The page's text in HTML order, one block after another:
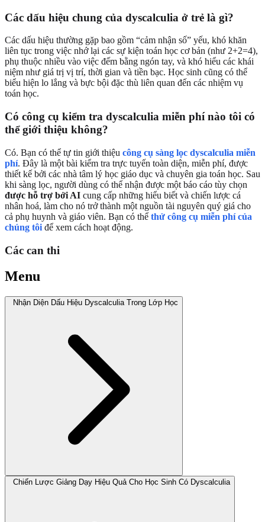
Các dấu hiệu chung của dyscalculia ở trẻ là gì?
Các dấu hiệu thường gặp bao gồm “cảm nhận số” yếu, khó khăn
liên tục trong việc nhớ lại các sự kiện toán học cơ bản (như 2+2=4),
phụ thuộc nhiều vào việc đếm bằng ngón tay, và khó hiểu các khái
niệm như giá trị vị trí, thời gian và tiền bạc. Học sinh cũng có thể
biểu hiện lo lắng và bực bội đặc thù liên quan đến các nhiệm vụ
toán học.
Có công cụ kiểm tra dyscalculia miễn phí nào tôi có
thể giới thiệu không?
Có. Bạn có thể tự tin giới thiệu công cụ sàng lọc dyscalculia miễn
phí. Đây là một bài kiểm tra trực tuyến toàn diện, miễn phí, được
thiết kế bởi các nhà tâm lý học giáo dục và chuyên gia toán học. Sau
khi sàng lọc, người dùng có thể nhận được một báo cáo tùy chọn
được hỗ trợ bởi AI cung cấp những hiểu biết và chiến lược cá
nhân hoá, làm cho nó trở thành một nguồn tài nguyên quý giá cho
cả phụ huynh và giáo viên. Bạn có thể thử công cụ miễn phí của
chúng tôi để xem cách hoạt động.
Các can thi
Menu
Nhận Diện Dấu Hiệu Dyscalculia Trong Lớp Học
Chiến Lược Giảng Dạy Hiệu Quả Cho Học Sinh Có Dyscalculia